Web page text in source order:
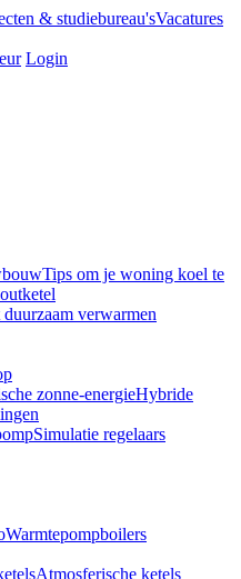
& studiebureau'sVacatures
Login
Tips om je woning koel te
duurzaam verwarmen
zonne-energieHybride
Simulatie regelaars
Warmtepompboilers
Atmosferische ketels